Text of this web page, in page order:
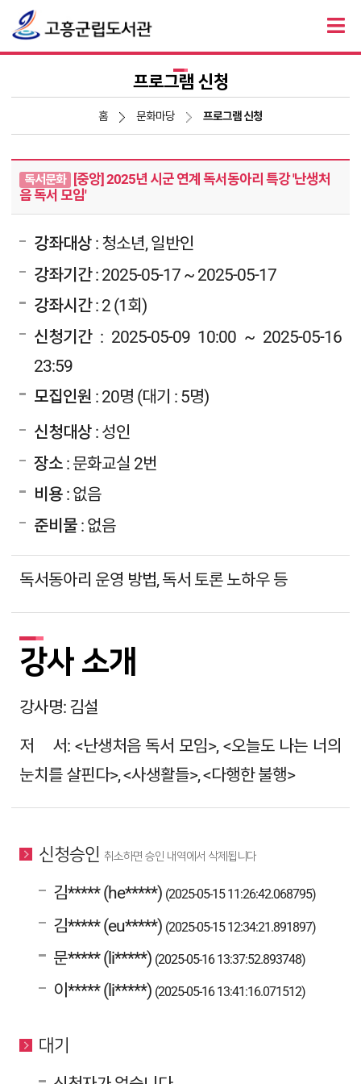
프로그램 신청
홈 문화마당 프로그램 신청
독서문화
[중앙] 2025년 시군 연계 독서동아리 특강 '난생처
음 독서 모임'
강좌대상 : 청소년, 일반인
강좌기간: 2025-05-17 ~ 2025-05-17
강좌시간: 2 (1회)
신청기간: 2025-05-09 10:00 ~ 2025-05-16
23:59
모집인원 : 20명 (대기 : 5명)
신청대상 : 성인
장소 : 문화교실 2번
비용 : 없음
준비물 : 없음
독서동아리 운영 방법, 독서 토론 노하우 등
강사 소개
강사명: 김설
저 서: <난생처음 독서 모임>, <오늘도 나는 너의
눈치를 살핀다>, <사생활들>, <다행한 불행>
신청승인 취소하면 승인 내역에서 삭제됩니다
김***** (he*****) (2025-05-15 11:26:42.068795)
김***** (eu*****) (2025-05-15 12:34:21.891897)
문***** (li*****) (2025-05-16 13:37:52.893748)
이***** (li*****) (2025-05-16 13:41:16.071512)
대기